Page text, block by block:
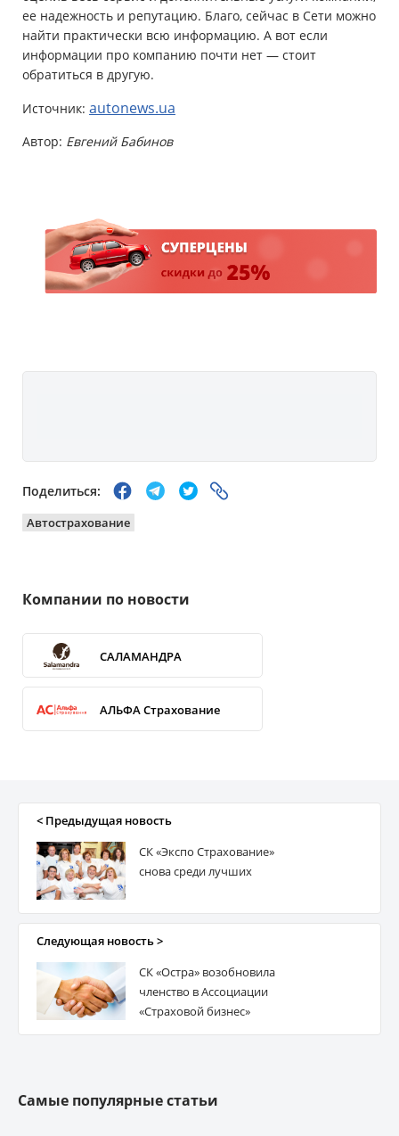
ее надежность и репутацию. Благо, сейчас в Сети можно
найти практически всю информацию. А вот если
информации про компанию почти нет — стоит
обратиться в другую.
Источник: autonews.ua
Автор: Евгений Бабинов
Поделиться:
Автострахование
Компании по новости
САЛАМАНДРА
АЛЬФА Страхование
ВУСО
ПЗУ Украина
ПРОВИДНА
КРАИНА
ЕВРОИНС Украина
< Предыдущая новость
СК «Экспо Страхование»
снова среди лучших
Следующая новость >
СК «Остра» возобновила
членство в Ассоциации
«Страховой бизнес»
Самые популярные статьи